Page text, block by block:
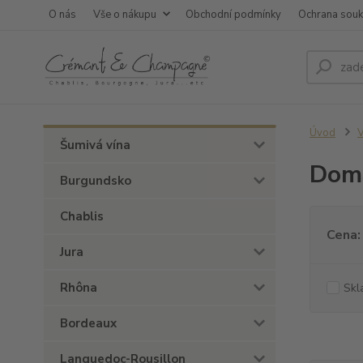
O nás Vše o nákupu Obchodní podmínky Ochrana
Šumivá vína
Burgundsko
Chablis
Jura
Rhôna
Bordeaux
Languedoc-Rousillon
Úvod
Cena: